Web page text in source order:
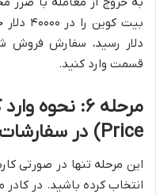
قسمت وارد کنید.
Price) در سفارشات Stop-Limit